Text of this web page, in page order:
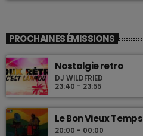
PROCHAINES ÉMISSIONS
Nostalgie retro
DJ WILDFRIED
23:40 - 23:55
Le Bon Vieux Temps
20:00 - 00:00